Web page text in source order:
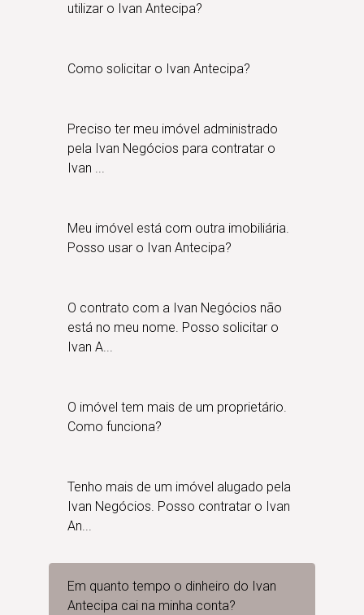
utilizar o Ivan Antecipa?
Como solicitar o Ivan Antecipa?
Preciso ter meu imóvel administrado
pela Ivan Negócios para contratar o
Ivan ...
Meu imóvel está com outra imobiliária.
Posso usar o Ivan Antecipa?
O contrato com a Ivan Negócios não
está no meu nome. Posso solicitar o
Ivan A...
O imóvel tem mais de um proprietário.
Como funciona?
Tenho mais de um imóvel alugado pela
Ivan Negócios. Posso contratar o Ivan
An...
Em quanto tempo o dinheiro do Ivan
Antecipa cai na minha conta?